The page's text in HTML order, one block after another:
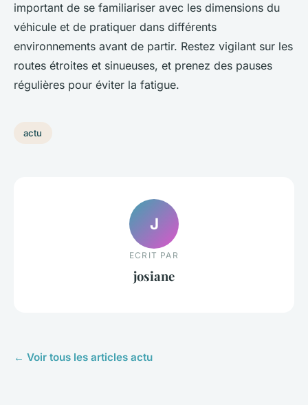
important de se familiariser avec les dimensions du
véhicule et de pratiquer dans différents
environnements avant de partir. Restez vigilant sur les
routes étroites et sinueuses, et prenez des pauses
régulières pour éviter la fatigue.
actu
J
ECRIT PAR
josiane
← Voir tous les articles actu